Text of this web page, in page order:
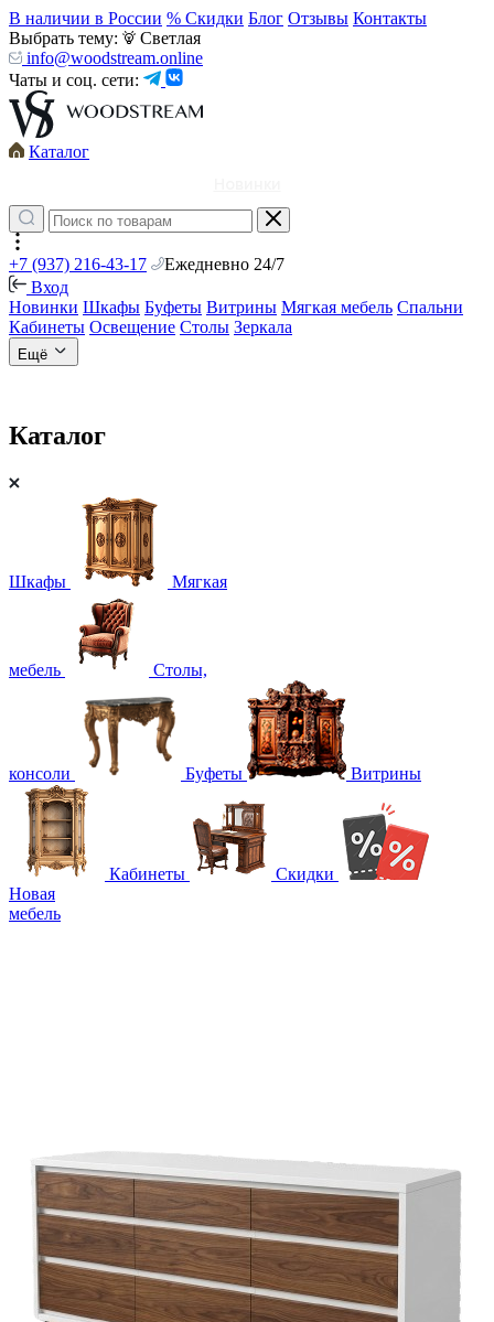
В наличии в России % Скидки Блог Отзывы Контакты
Выбрать тему:
Светлая
info@woodstream.online
Чаты и соц. сети:
Каталог
+7 (937) 216-43-17
Ежедневно 24/7
Вход
Новинки Шкафы Буфеты Витрины Мягкая мебель Спальни
Кабинеты Освещение Столы Зеркала
Ещё
Каталог
Шкафы Мягкая
мебель Столы,
консоли Буфеты Витрины
Кабинеты
Скидки
Новая
мебель